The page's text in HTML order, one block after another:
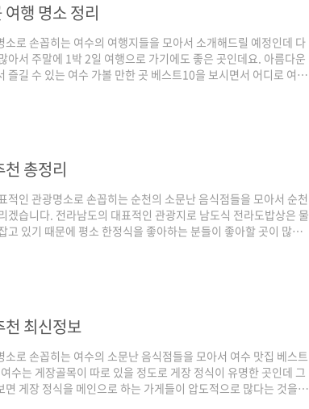
행 명소 정리
로 손꼽히는 여수의 여행지들을 모아서 소개해드릴 예정인데 다
아서 주말에 1박 2일 여행으로 가기에도 좋은 곳인데요. 아름다운
즐길 수 있는 여수 가볼 만한 곳 베스트10을 보시면서 어디로 여행
순위를 반영하여 선정하였으며, 각 포털의 검색 기준은 네이버
총정리
적인 관광명소로 손꼽히는 순천의 소문난 음식점들을 모아서 순천
겠습니다. 전라남도의 대표적인 관광지로 남도식 전라도밥상은 물
고 있기 때문에 평소 한정식을 좋아하는 분들이 좋아할 곳이 많은
털의 검색 기준은 네이버의 경우 최근 사람들이 많이 찾는 최신 트
최신정보
로 손꼽히는 여수의 소문난 음식점들을 모아서 여수 맛집 베스트
수는 게장골목이 따로 있을 정도로 게장 정식이 유명한 곳인데 그
게장 정식을 메인으로 하는 가게들이 압도적으로 많다는 것을